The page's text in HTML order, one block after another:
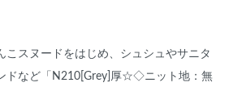
スヌードをはじめ、シュシュやサニタ
ドなど「N210[Grey]厚☆◇ニット地：無